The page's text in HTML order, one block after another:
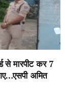
से मारपीट कर 7
अमित